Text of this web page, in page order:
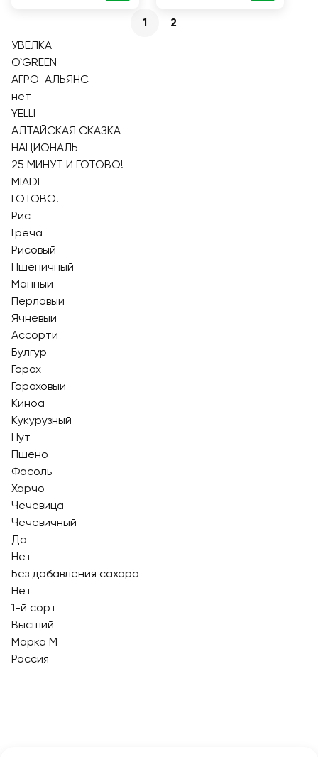
1
2
УВЕЛКА
O`GREEN
АГРО-АЛЬЯНС
нет
YELLI
АЛТАЙСКАЯ СКАЗКА
НАЦИОНАЛЬ
25 МИНУТ И ГОТОВО!
MIADI
ГОТОВО!
Рис
Греча
Рисовый
Пшеничный
Манный
Перловый
Ячневый
Ассорти
Булгур
Горох
Гороховый
Киноа
Кукурузный
Нут
Пшено
Фасоль
Харчо
Чечевица
Чечевичный
Да
Нет
Без добавления сахара
Нет
1-й сорт
Высший
Марка М
Россия